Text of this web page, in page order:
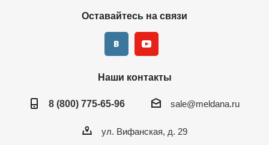
Оставайтесь на связи
Наши контакты
8 (800) 775-65-96 sale@meldana.ru
ул. Вифанская, д. 29